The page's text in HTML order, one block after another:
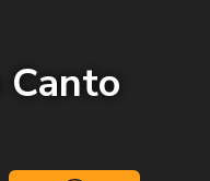
Canto